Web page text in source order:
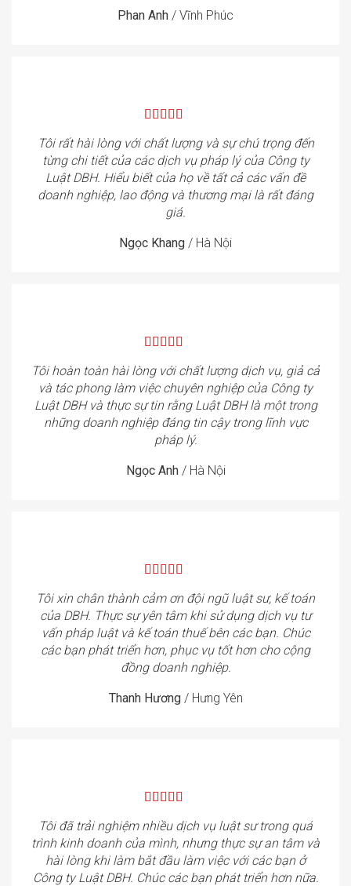
Phan Anh / Vĩnh Phúc
Tôi rất hài lòng với chất lượng và sự chú trọng đến
từng chi tiết của các dịch vụ pháp lý của Công ty
Luật DBH. Hiểu biết của họ về tất cả các vấn đề
doanh nghiệp, lao động và thương mại là rất đáng
giá.
Ngọc Khang / Hà Nội
Tôi hoàn toàn hài lòng với chất lượng dịch vụ, giả cả
và tác phong làm việc chuyên nghiệp của Công ty
Luật DBH và thực sự tin rằng Luật DBH là một trong
những doanh nghiệp đáng tin cậy trong lĩnh vực
pháp lý.
Ngọc Anh / Hà Nội
Tôi xin chân thành cảm ơn đội ngũ luật sư, kế toán
của DBH. Thực sự yên tâm khi sử dụng dịch vụ tư
vấn pháp luật và kế toán thuế bên các bạn. Chúc
các bạn phát triển hơn, phục vụ tốt hơn cho cộng
đồng doanh nghiệp.
Thanh Hương / Hưng Yên
Tôi đã trải nghiệm nhiều dịch vụ luật sư trong quá
trình kinh doanh của mình, nhưng thực sự an tâm và
hài lòng khi làm bắt đầu làm việc với các bạn ở
Công ty Luật DBH. Chúc các bạn phát triển hơn nữa.